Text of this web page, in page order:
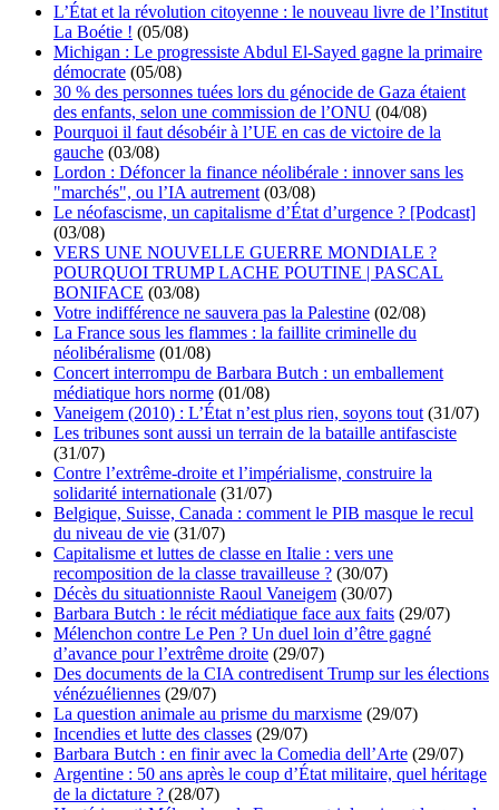
L’État et la révolution citoyenne : le nouveau livre de l’Institut
La Boétie ! (05/08)
Michigan : Le progressiste Abdul El-Sayed gagne la primaire
démocrate (05/08)
30 % des personnes tuées lors du génocide de Gaza étaient
des enfants, selon une commission de l’ONU (04/08)
Pourquoi il faut désobéir à l’UE en cas de victoire de la
gauche (03/08)
Lordon : Défoncer la finance néolibérale : innover sans les
"marchés", ou l’IA autrement (03/08)
Le néofascisme, un capitalisme d’État d’urgence ? [Podcast]
(03/08)
VERS UNE NOUVELLE GUERRE MONDIALE ?
POURQUOI TRUMP LACHE POUTINE | PASCAL
BONIFACE (03/08)
Votre indifférence ne sauvera pas la Palestine (02/08)
La France sous les flammes : la faillite criminelle du
néolibéralisme (01/08)
Concert interrompu de Barbara Butch : un emballement
médiatique hors norme (01/08)
Vaneigem (2010) : L’État n’est plus rien, soyons tout (31/07)
Les tribunes sont aussi un terrain de la bataille antifasciste
(31/07)
Contre l’extrême-droite et l’impérialisme, construire la
solidarité internationale (31/07)
Belgique, Suisse, Canada : comment le PIB masque le recul
du niveau de vie (31/07)
Capitalisme et luttes de classe en Italie : vers une
recomposition de la classe travailleuse ? (30/07)
Décès du situationniste Raoul Vaneigem (30/07)
Barbara Butch : le récit médiatique face aux faits (29/07)
Mélenchon contre Le Pen ? Un duel loin d’être gagné
d’avance pour l’extrême droite (29/07)
Des documents de la CIA contredisent Trump sur les élections
vénézuéliennes (29/07)
La question animale au prisme du marxisme (29/07)
Incendies et lutte des classes (29/07)
Barbara Butch : en finir avec la Comedia dell’Arte (29/07)
Argentine : 50 ans après le coup d’État militaire, quel héritage
de la dictature ? (28/07)